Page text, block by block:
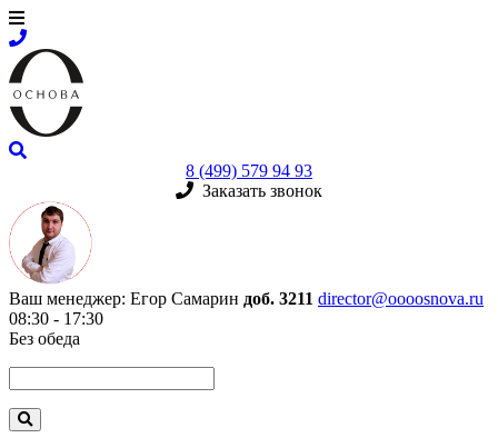
8 (499) 579 94 93
Заказать звонок
Ваш менеджер: Егор Самарин доб. 3211 director@oooosnova.ru
08:30 - 17:30
Без обеда